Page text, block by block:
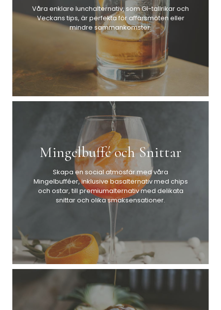
Våra enklare lunchalternativ, som GI-tallrikar och
Veckans tips, är perfekta för affärsmöten eller
mindre sammankomster.
Mingelbuffé och Snittar
Skapa en social atmosfär med våra
Mingelbufféer, inklusive basalternativ med chips
och ostar, till premiumalternativ med delikata
snittar och olika smaksensationer.